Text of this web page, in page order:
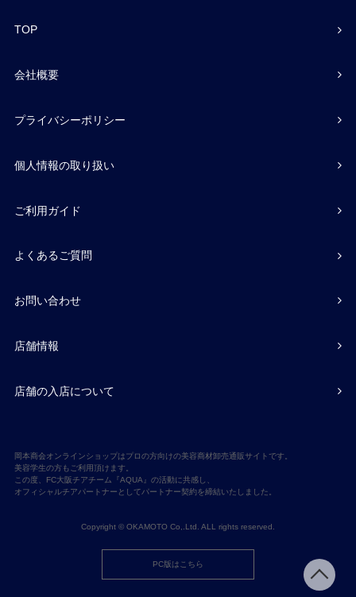
TOP
会社概要
プライバシーポリシー
個人情報の取り扱い
ご利用ガイド
よくあるご質問
お問い合わせ
店舗情報
店舗の入店について
岡本商会オンラインショップはプロの方向けの美容商材卸売通販サイトです。
美容学生の方もご利用頂けます。
この度、FC大阪チアチーム『AQUA』の活動に共感し、
オフィシャルチアパートナーとしてパートナー契約を締結いたしました。
Copyright © OKAMOTO Co,.Ltd. ALL rights reserved.
PC版はこちら